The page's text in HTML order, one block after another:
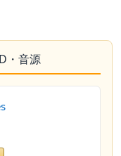
・音源